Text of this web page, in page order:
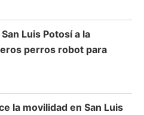
Luis Potosí a la
perros robot para
la movilidad en San Luis